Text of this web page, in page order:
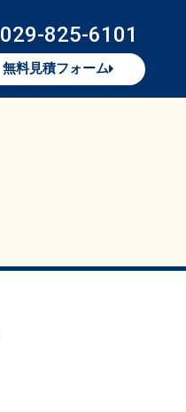
029-825-6101
無料見積フォーム